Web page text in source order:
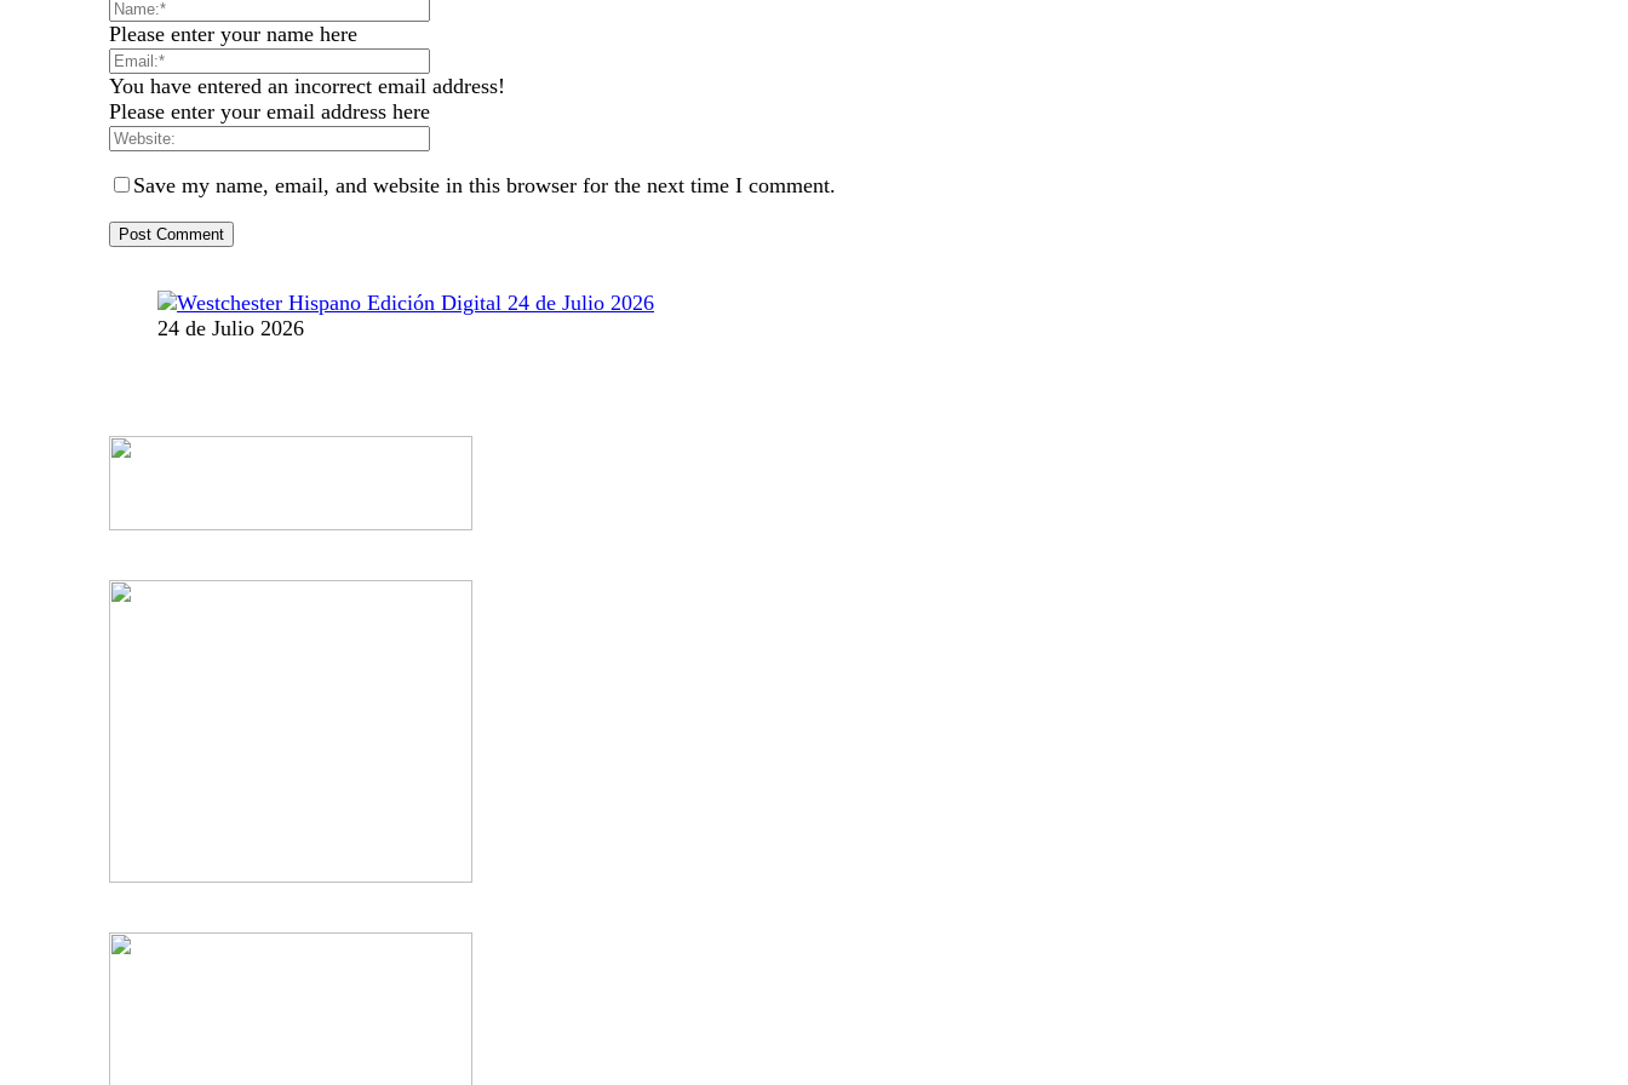
Please enter your name here
You have entered an incorrect email address!
Please enter your email address here
Save my name, email, and website in this browser for the next time I comment.
24 de Julio 2026